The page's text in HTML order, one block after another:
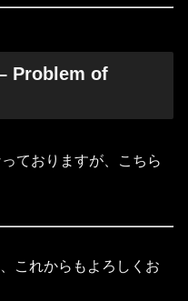
Problem of
ておりますが、こちら
これからもよろしくお